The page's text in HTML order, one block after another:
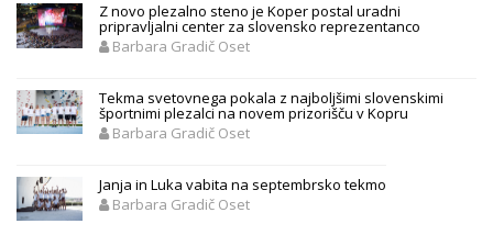
Z novo plezalno steno je Koper postal uradni
pripravljalni center za slovensko reprezentanco
Barbara Gradič Oset
Tekma svetovnega pokala z najboljšimi slovenskimi
športnimi plezalci na novem prizorišču v Kopru
Barbara Gradič Oset
Janja in Luka vabita na septembrsko tekmo
Barbara Gradič Oset